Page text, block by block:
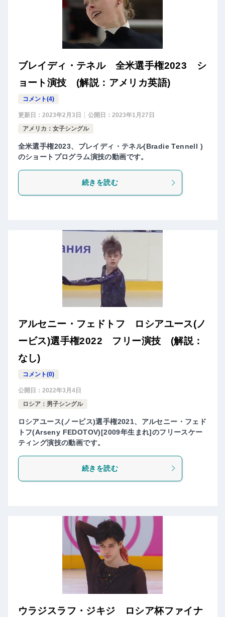
ブレイディ・テネル 全米選手権2023 シ
ョート演技 (解説：アメリカ英語)
コメント(4)
更新日： 2023年2月3日 公開日： 2023年1月27日
アメリカ：女子シングル
全米選手権2023、ブレイディ・テネル(Bradie Tennell )
のショートプログラム演技の動画です。
続きを読む
アルセニー・フェドトフ ロシアユース(ノ
ービス)選手権2022 フリー演技 (解説：
なし)
コメント(0)
公開日： 2022年3月4日
ロシア：男子シングル
ロシアユース(ノービス)選手権2021、アルセニー・フェド
トフ(Arseny FEDOTOV)[2009年生まれ]のフリースケー
ティング演技の動画です。
続きを読む
ウラジスラフ・ジキジ ロシア杯ファイナ